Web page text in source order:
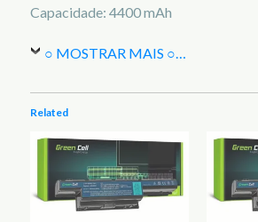
Capacidade: 4400 mAh
○ MOSTRAR MAIS ○…
Related